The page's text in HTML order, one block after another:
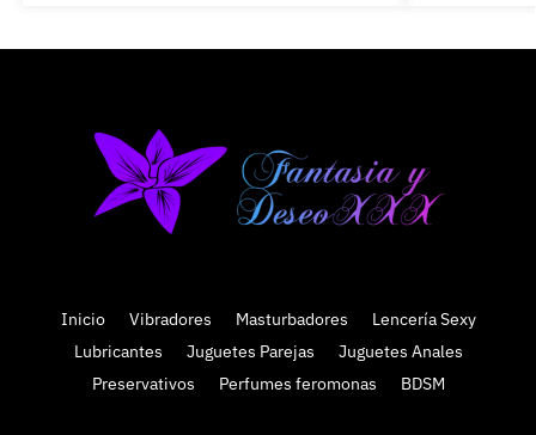
Inicio Vibradores Masturbadores
Lencería Sexy
Lubricantes
Juguetes Parejas
Juguetes Anales
Preservativos
Perfumes feromonas BDSM